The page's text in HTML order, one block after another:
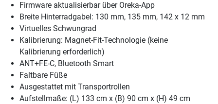
Firmware aktualisierbar über Oreka-App
Breite Hinterradgabel: 130 mm, 135 mm, 142 x 12 mm
Virtuelles Schwungrad
Kalibrierung: Magnet-Fit-Technologie (keine
Kalibrierung erforderlich)
ANT+FE-C, Bluetooth Smart
Faltbare Füße
Ausgestattet mit Transportrollen
Aufstellmaße: (L) 133 cm x (B) 90 cm x (H) 49 cm